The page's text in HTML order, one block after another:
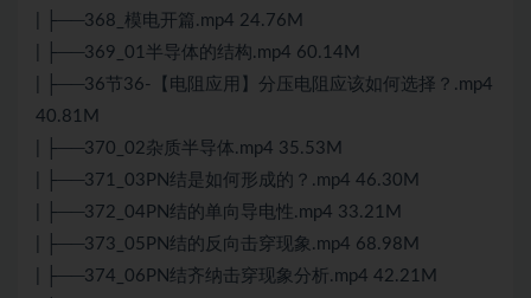
| ├──368_模电开篇.mp4 24.76M
| ├──369_01半导体的结构.mp4 60.14M
| ├──36节36-【电阻应用】分压电阻应该如何选择？.mp4
40.81M
| ├──370_02杂质半导体.mp4 35.53M
| ├──371_03PN结是如何形成的？.mp4 46.30M
| ├──372_04PN结的单向导电性.mp4 33.21M
| ├──373_05PN结的反向击穿现象.mp4 68.98M
| ├──374_06PN结齐纳击穿现象分析.mp4 42.21M